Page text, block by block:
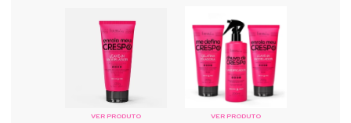
VER PRODUTO VER PRODUTO